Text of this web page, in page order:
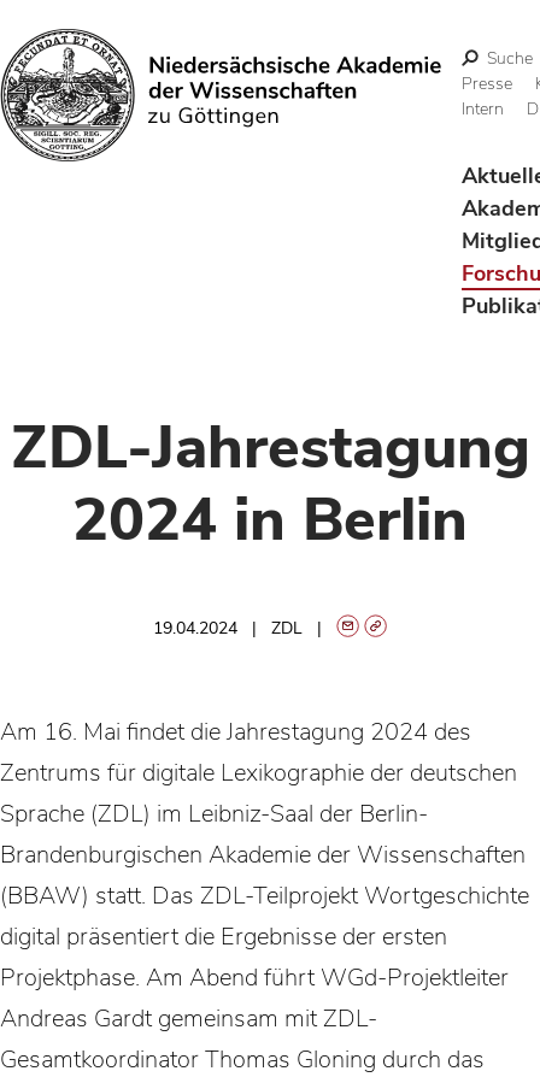
Suchen
Suche
Presse
Intern
ZDL-Jahrestagung
2024 in Berlin
19.04.2024 ZDL
Am 16. Mai findet die Jahrestagung 2024 des
Zentrums für digitale Lexikographie der deutschen
Sprache (ZDL) im Leibniz-Saal der Berlin-
Brandenburgischen Akademie der Wissenschaften
(BBAW) statt. Das ZDL-Teilprojekt Wortgeschichte
digital präsentiert die Ergebnisse der ersten
Projektphase. Am Abend führt WGd-Projektleiter
Andreas Gardt gemeinsam mit ZDL-
Gesamtkoordinator Thomas Gloning durch das